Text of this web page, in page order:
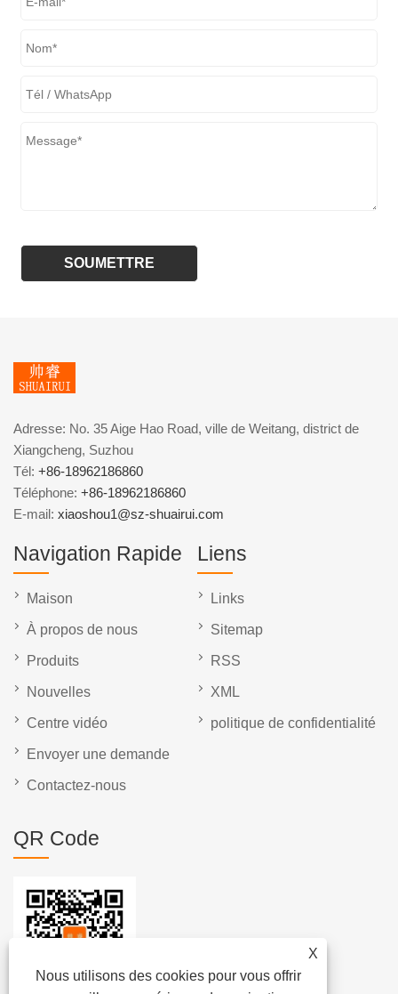
X
Nous utilisons des cookies pour vous offrir
Adresse: No. 35 Aige Hao Road, ville de Weitang, district de
Xiangcheng, Suzhou
Tél: +86-18962186860
Téléphone: +86-18962186860
E-mail: xiaoshou1@sz-shuairui.com
Navigation Rapide
Maison
À propos de nous
Produits
Nouvelles
Centre vidéo
Envoyer une demande
Contactez-nous
Liens
Links
Sitemap
RSS
XML
politique de confidentialité
QR Code